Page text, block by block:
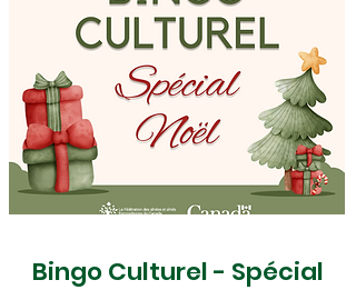
Bingo Culturel - Spécial